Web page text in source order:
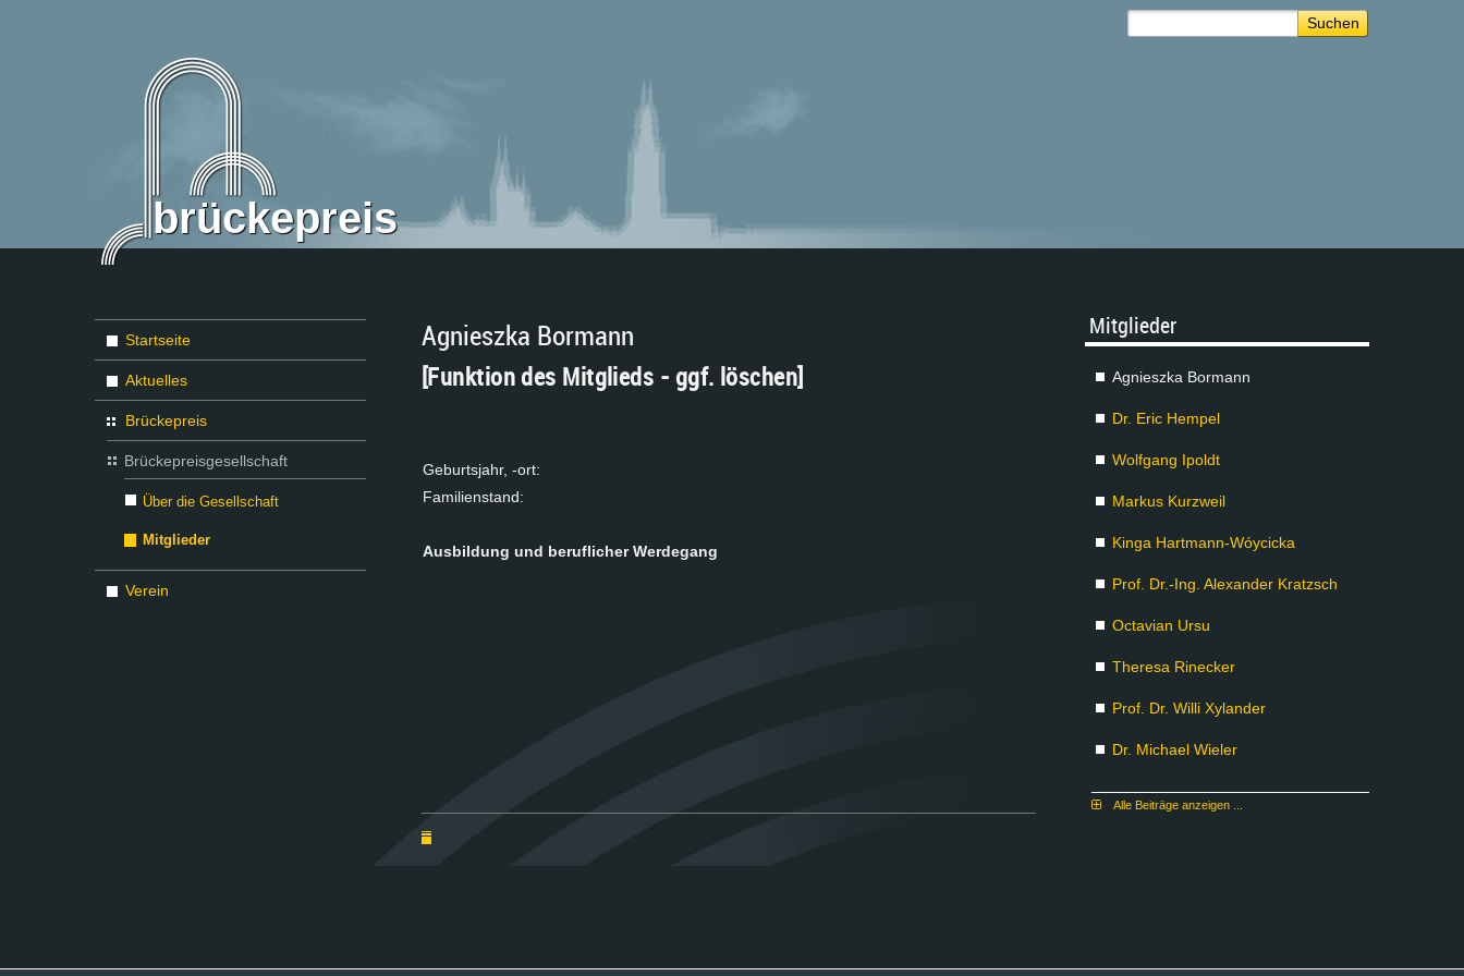
brückepreis
Startseite
Aktuelles
Brückepreis
Brückepreisgesellschaft
Über die Gesellschaft
Mitglieder
Verein
Agnieszka Bormann
[Funktion des Mitglieds - ggf. löschen]
Ge­burts­jahr, -ort:
Fa­mi­li­en­stand:
Aus­bil­dung und be­ruf­li­cher Wer­de­gang
Mit­glie­der
Agnies­z­ka Bor­mann
Dr. Eric Hem­pel
Wolf­gang Ipoldt
Mar­kus Kurz­weil
Kin­ga Hart­mann-Wóyci­cka
Prof. Dr.-Ing. Alex­an­der Kratzsch
Oc­ta­vi­an Ur­su
The­re­sa Ri­ne­cker
Prof. Dr. Wil­li Xy­lan­der
Dr. Mi­cha­el Wie­ler
Al­le Bei­trä­ge an­zei­gen ...